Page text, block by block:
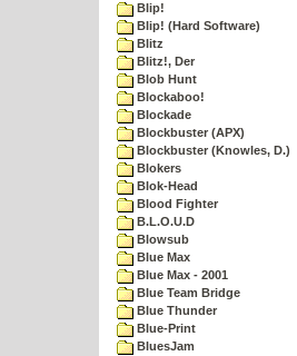
Blip!
Blip! (Hard Software)
Blitz
Blitz!, Der
Blob Hunt
Blockaboo!
Blockade
Blockbuster (APX)
Blockbuster (Knowles, D.)
Blokers
Blok-Head
Blood Fighter
B.L.O.U.D
Blowsub
Blue Max
Blue Max - 2001
Blue Team Bridge
Blue Thunder
Blue-Print
BluesJam